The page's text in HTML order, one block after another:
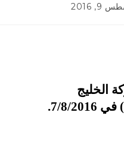
9, 2016
الخليج